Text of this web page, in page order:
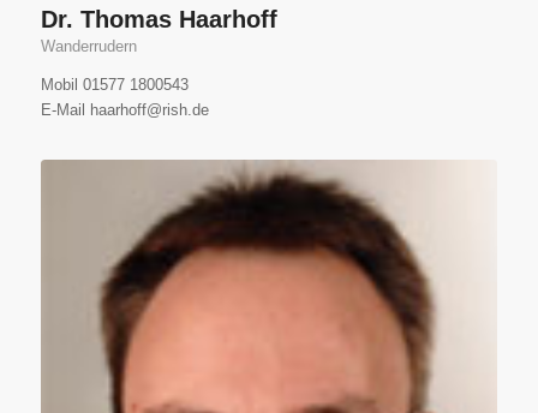
Dr. Thomas Haarhoff
Wanderrudern
Mobil 01577 1800543
E-Mail haarhoff@rish.de